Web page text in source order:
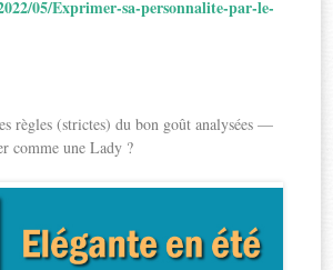
05/Exprimer-sa-personnalite-par-le-
règles (strictes) du bon goût analysées —
comme une Lady ?